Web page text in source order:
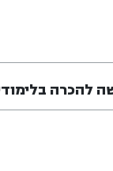
להכרה